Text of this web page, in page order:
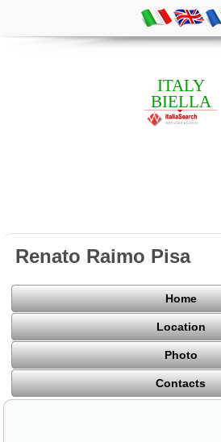
ITALY
BIELLA
Renato Raimo Pisa
Home
Location
Photo
Contacts